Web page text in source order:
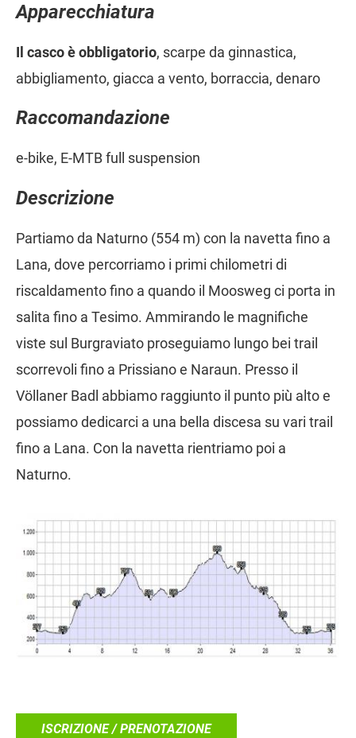
Apparecchiatura
Il casco è obbligatorio, scarpe da ginnastica,
abbigliamento, giacca a vento, borraccia, denaro
Raccomandazione
e-bike, E-MTB full suspension
Descrizione
Partiamo da Naturno (554 m) con la navetta fino a
Lana, dove percorriamo i primi chilometri di
riscaldamento fino a quando il Moosweg ci porta in
salita fino a Tesimo. Ammirando le magnifiche
viste sul Burgraviato proseguiamo lungo bei trail
scorrevoli fino a Prissiano e Naraun. Presso il
Völlaner Badl abbiamo raggiunto il punto più alto e
possiamo dedicarci a una bella discesa su vari trail
fino a Lana. Con la navetta rientriamo poi a
Naturno.
ISCRIZIONE / PRENOTAZIONE